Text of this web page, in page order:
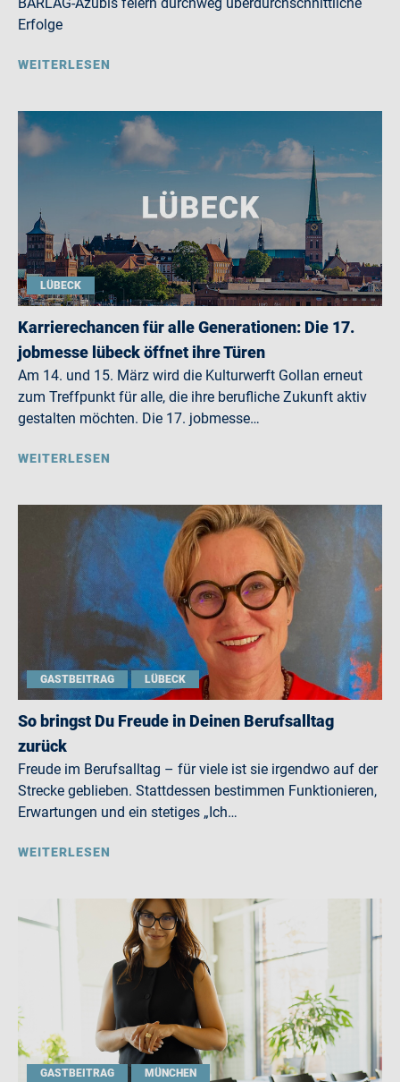
Erfolge
WEITERLESEN
LÜBECK
Karrierechancen für alle Generationen: Die 17.
jobmesse lübeck öffnet ihre Türen
Am 14. und 15. März wird die Kulturwerft Gollan erneut
zum Treffpunkt für alle, die ihre berufliche Zukunft aktiv
gestalten möchten. Die 17. jobmesse…
WEITERLESEN
GASTBEITRAG LÜBECK
So bringst Du Freude in Deinen Berufsalltag
zurück
Freude im Berufsalltag – für viele ist sie irgendwo auf der
Strecke geblieben. Stattdessen bestimmen Funktionieren,
Erwartungen und ein stetiges „Ich…
WEITERLESEN
GASTBEITRAG MÜNCHEN